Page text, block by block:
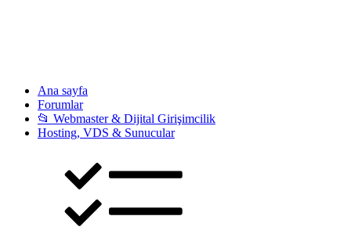
Ana sayfa
Forumlar
📂 Webmaster & Dijital Girişimcilik
Hosting, VDS & Sunucular